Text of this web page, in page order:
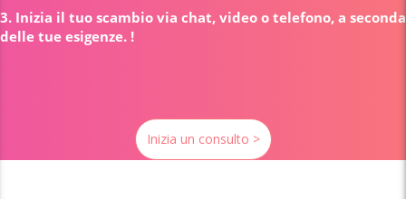
3. Inizia il tuo scambio via chat, video o telefono, a seconda
delle tue esigenze. !
Inizia un consulto >